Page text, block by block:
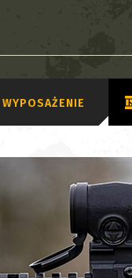
WYPOSAŻENIE